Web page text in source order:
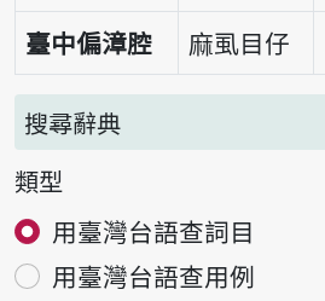
臺中偏漳腔
麻虱目仔
搜尋辭典
類型
用臺灣台語查詞目
用臺灣台語查用例